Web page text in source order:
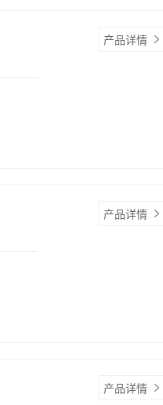
产品详情
产品详情
产品详情